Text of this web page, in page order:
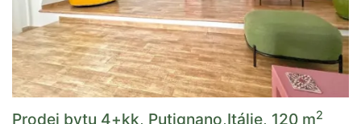
Prodej bytu 4+kk, Putignano,Itálie, 120 m2